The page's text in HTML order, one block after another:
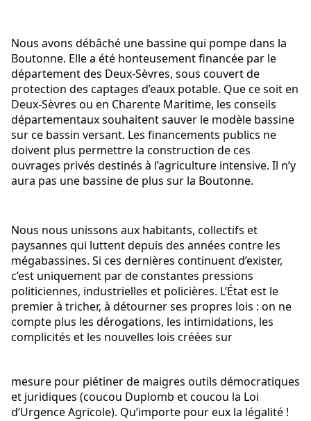
Nous avons débâché une bassine qui pompe dans la
Boutonne. Elle a été honteusement financée par le
département des Deux-Sèvres, sous couvert de
protection des captages d’eaux potable. Que ce soit en
Deux-Sèvres ou en Charente Maritime, les conseils
départementaux souhaitent sauver le modèle bassine
sur ce bassin versant. Les financements publics ne
doivent plus permettre la construction de ces
ouvrages privés destinés à l’agriculture intensive. Il n’y
aura pas une bassine de plus sur la Boutonne.
Nous nous unissons aux habitants, collectifs et
paysannes qui luttent depuis des années contre les
mégabassines. Si ces dernières continuent d’exister,
c’est uniquement par de constantes pressions
politiciennes, industrielles et policières. L’État est le
premier à tricher, à détourner ses propres lois : on ne
compte plus les dérogations, les intimidations, les
complicités et les nouvelles lois créées sur
mesure pour piétiner de maigres outils démocratiques
et juridiques (coucou Duplomb et coucou la Loi
d’Urgence Agricole). Qu’importe pour eux la légalité !